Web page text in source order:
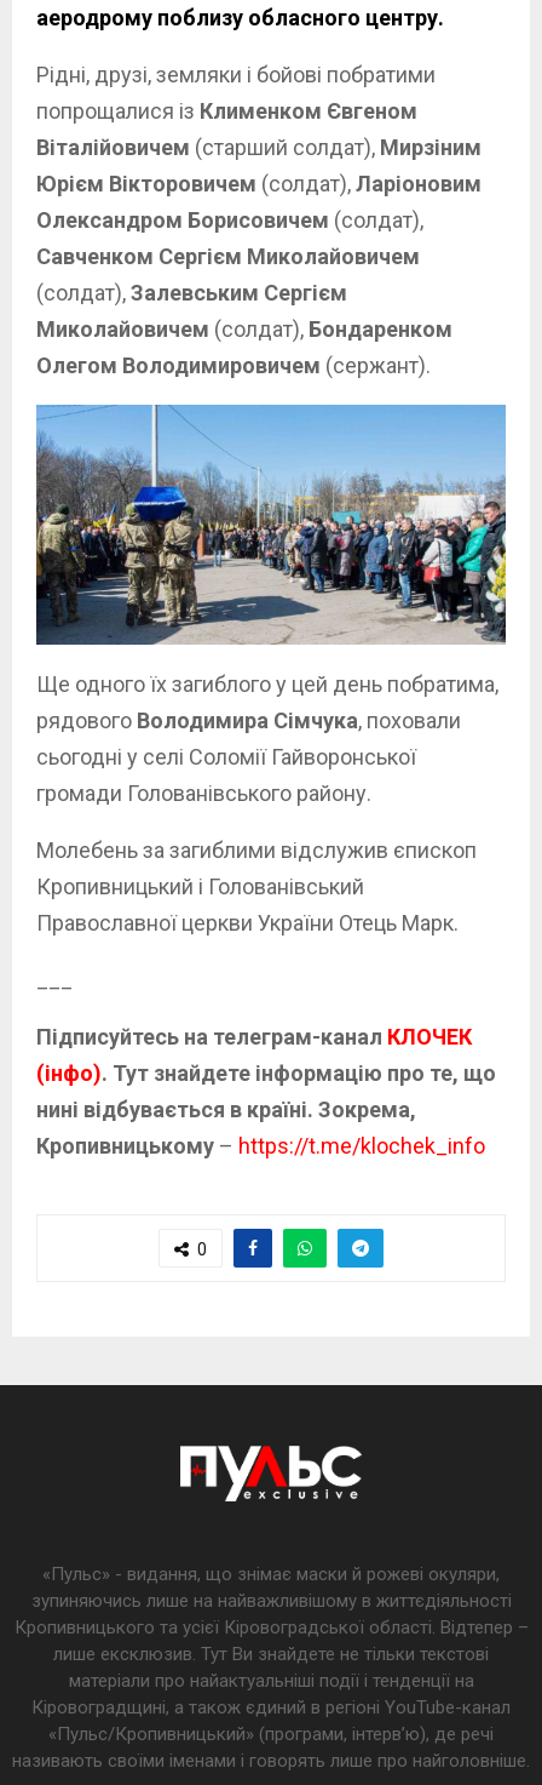
аеродрому поблизу обласного центру.
Рідні, друзі, земляки і бойові побратими
попрощалися із Клименком Євгеном
Віталійовичем (старший солдат), Мирзіним
Юрієм Вікторовичем (солдат),Ларіоновим
Олександром Борисовичем (солдат),
Савченком Сергієм Миколайовичем
(солдат),Залевським Сергієм
Миколайовичем (солдат), Бондаренком
Олегом Володимировичем (сержант).
Ще одного їх загиблого у цей день побратима,
рядового Володимира Сімчука, поховали
сьогодні у селі Соломії Гайворонської
громади Голованівського району.
Молебень за загиблими відслужив єпископ
Кропивницький і Голованівський
Православної церкви України Отець Марк.
Підписуйтесь на телеграм-канал КЛОЧЕК
(інфо). Тут знайдете інформацію про те, що
нині відбувається в країні. Зокрема,
Кропивницькому – https://t.me/klochek_info
0
«Пульс» - видання, що знімає маски й рожеві окуляри,
зупиняючись лише на найважливішому в життєдіяльності
Кропивницького та усієї Кіровоградської області. Відтепер –
лише ексклюзив. Тут Ви знайдете не тільки текстові
матеріали про найактуальніші події і тенденції на
Кіровоградщині, а також єдиний в регіоні YouTube-канал
«Пульс/Кропивницький» (програми, інтерв’ю), де речі
називають своїми іменами і говорять лише про найголовніше.